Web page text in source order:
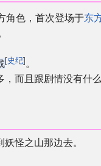
角色，首次登场于东
[史纪] 。
，而且跟剧情没有什
怪之山那边去。